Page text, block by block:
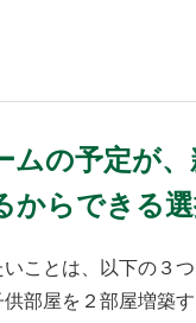
ムの予定が
からできる
ことは、以下の３つ
部屋を２部屋増築す